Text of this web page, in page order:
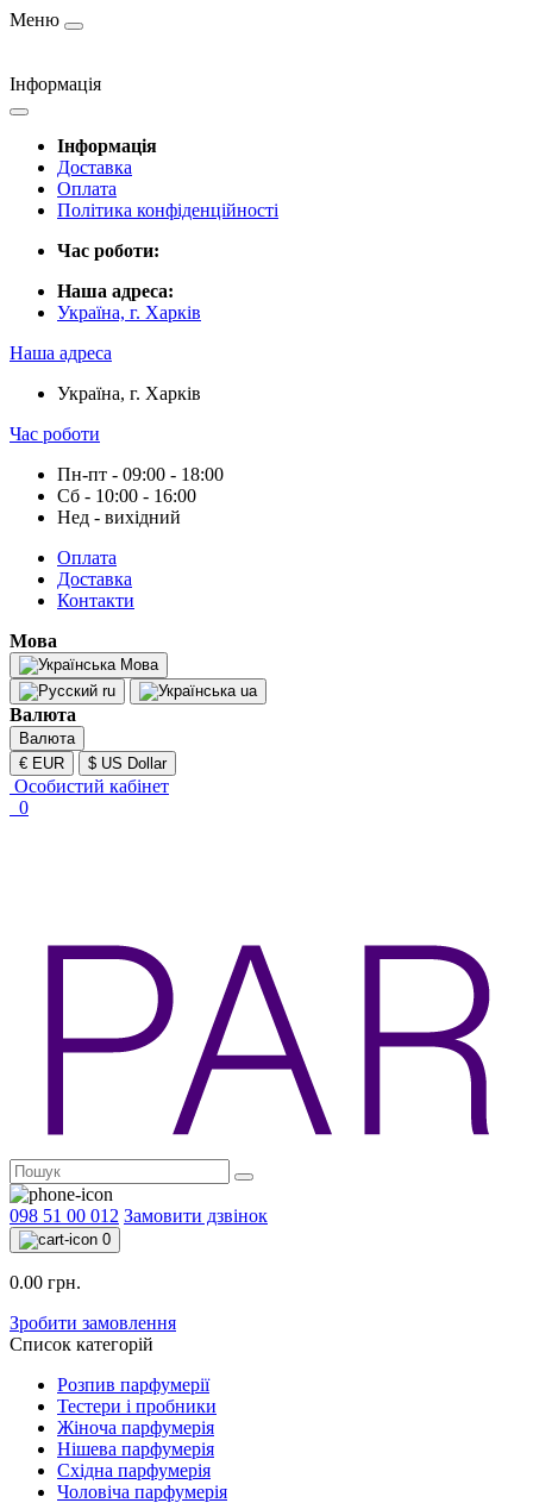
Меню
Інформація
Інформація
Доставка
Оплата
Політика конфіденційності
Час роботи:
Наша адреса:
Україна, г. Харків
Наша адреса
Україна, г. Харків
Час роботи
Пн-пт - 09:00 - 18:00
Сб - 10:00 - 16:00
Нед - вихідний
Оплата
Доставка
Контакти
Мова
Мова
ru
ua
Валюта
Валюта
€ EUR
$ US Dollar
Особистий кабінет
0
098 51 00 012 Замовити дзвінок
0
0.00 грн.
Зробити замовлення
Список категорій
Розпив парфумерії
Тестери і пробники
Жіноча парфумерія
Нішева парфумерія
Східна парфумерія
Чоловіча парфумерія